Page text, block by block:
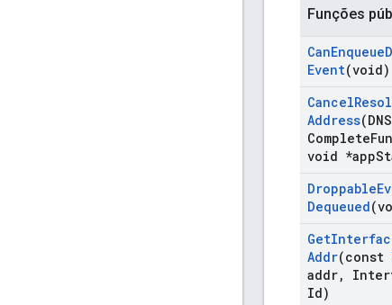
Funções
CanEnqueue
Event(void)
Cancel
Address
Complete
void *app
Droppable
Dequeued
Get
Addr(const
addr,
Id)